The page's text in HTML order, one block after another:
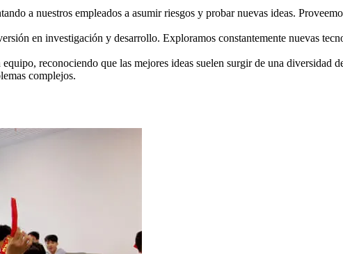
a nuestros empleados a asumir riesgos y probar nuevas ideas.
en investigación y desarrollo. Exploramos constantemente nuevas
reconociendo que las mejores ideas suelen surgir de una diversidad
complejos.